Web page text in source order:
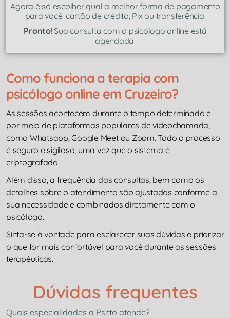
Agora é só escolher qual a melhor forma de pagamento
para você: cartão de crédito, Pix ou transferência.
Pronto! Sua consulta com o psicólogo online está
agendada.
Como funciona a terapia com
psicólogo online em Cruzeiro?
As sessões acontecem durante o tempo determinado e
por meio de plataformas populares de videochamada,
como Whatsapp, Google Meet ou Zoom. Todo o processo
é seguro e sigiloso, uma vez que o sistema é
criptografado.
Além disso, a frequência das consultas, bem como os
detalhes sobre o atendimento são ajustados conforme a
sua necessidade e combinados diretamente com o
psicólogo.
Sinta-se à vontade para esclarecer suas dúvidas e priorizar
o que for mais confortável para você durante as sessões
terapêuticas.
Dúvidas frequentes
Quais especialidades a Psitto atende?